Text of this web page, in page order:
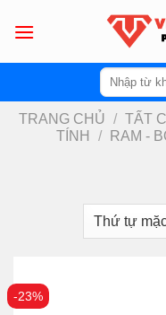
Tìm
kiếm:
TRANG CHỦ / TẤT
TÍNH
/ RAM -
-23%